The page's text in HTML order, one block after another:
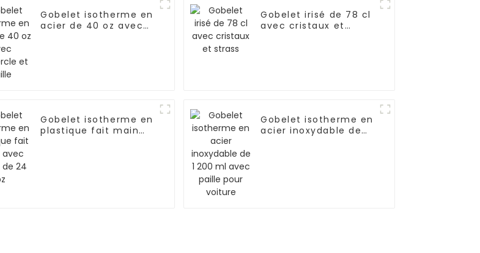
Gobelet isotherme en
acier de 40 oz avec
Gobelet irisé de 78 cl
avec cristaux et
Gobelet isotherme en
plastique fait main
Gobelet isotherme en
acier inoxydable de